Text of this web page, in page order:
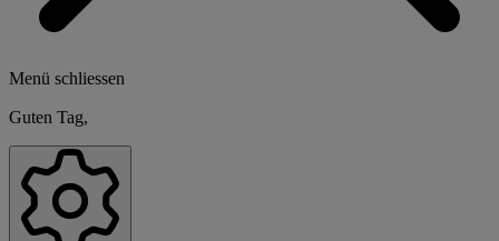
Menü schliessen
Guten Tag,